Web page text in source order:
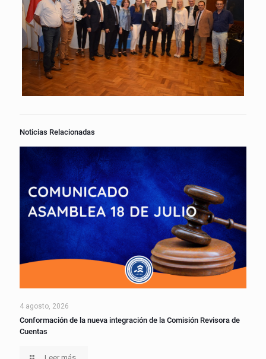
Noticias Relacionadas
4 agosto, 2026
Conformación de la nueva integración de la Comisión Revisora de
Cuentas